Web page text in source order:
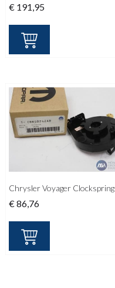
€ 191,95
Chrysler Voyager Clockspring
€86,76